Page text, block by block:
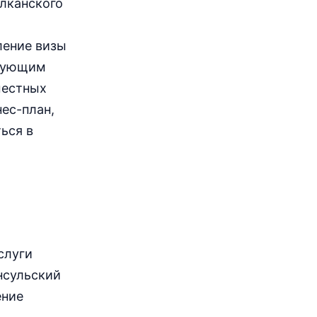
визы
план,
в